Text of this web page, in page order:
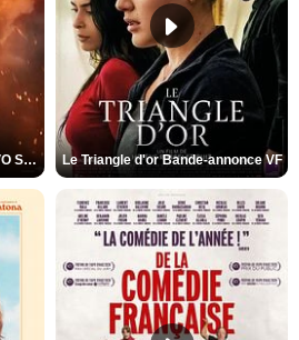
L'Odyssée Bande-annonce VO STFR Le Triangle d'or Bande-annonce VF